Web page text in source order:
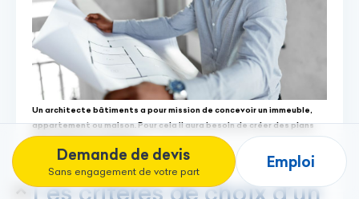
Demande de devis
Sans engagement de votre part
Emploi
Un architecte bâtiments a pour mission de concevoir un immeuble,
appartement ou maison. Pour cela il aura besoin de créer des plans
pour démarrer le chantier.
Les critères de choix d’un